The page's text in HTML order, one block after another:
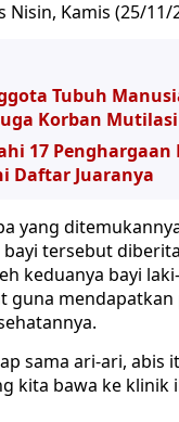
Nisin, Kamis (25/
Tubuh
Korban Mutilasi
17 Penghargaan
Daftar Juaranya
yang
tersebut
keduanya bayi
guna mendapatkan
sama ari-ari, abis
kita bawa ke klinik